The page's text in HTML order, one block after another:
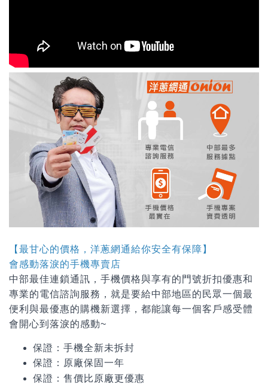
【最甘心的價格，洋蔥網通給你安全有保障】
會感動落淚的手機專賣店
中部最佳連鎖通訊，手機價格與享有的門號折扣優惠和
專業的電信諮詢服務，就是要給中部地區的民眾一個最
便利與最優惠的購機新選擇，都能讓每一個客戶感受體
會開心到落淚的感動~
保證：手機全新未拆封
保證：原廠保固一年
保證： 售價比原廠更優惠